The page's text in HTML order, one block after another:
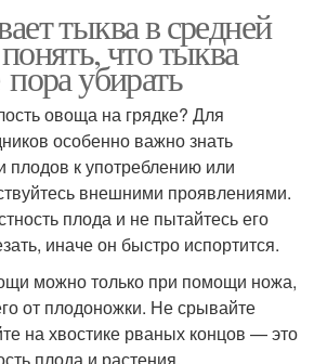
тыква в средней
что тыква
убирать
овоща на грядке? Для
особенно важно знать
плодов к употреблению или
внешними проявлениями.
плода и не пытайтесь его
иначе он быстро испортится.
можно только при помощи ножа,
от плодоножки. Не срывайте
на хвостике рваных концов — это
плода и растения.